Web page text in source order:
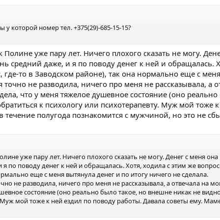
которой номер тел. +375(29)-685-15-15?
уже пару лет. Ничего плохого сказать не могу.
средний даже, и я по поводу денег к ней и обращалась.
то в Заводском районе), так она нормально еще с
не разводила, ничего про меня не рассказывала, а
что у меня тяжелое душевное состояние (оно
к психологу или психотерапевту. Муж мой тоже
течение полугода познакомится с мужчиной, но это не
уже пару лет. Ничего плохого сказать не могу. Денег с меня
я по поводу денег к ней и обращалась. Хотя, ходила с этим же
еще с меня вытянула денег и по итогу ничего не сделала.
не разводила, ничего про меня не рассказывала, а отвечала на
состояние (оно реально было такое, но внешне никак не
мой тоже к ней ездил по поводу работы. Давала советы ему.